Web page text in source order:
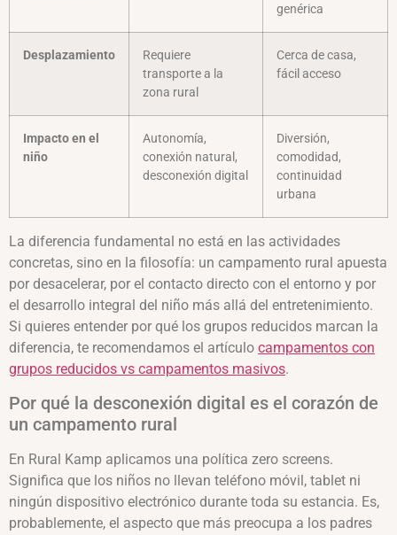
genérica
Desplazamiento
Requiere
transporte a la
zona rural
Cerca de casa,
fácil acceso
Impacto en el
niño
Autonomía,
conexión natural,
desconexión digital
Diversión,
comodidad,
continuidad
urbana
La diferencia fundamental no está en las actividades
concretas, sino en la filosofía: un campamento rural apuesta
por desacelerar, por el contacto directo con el entorno y por
el desarrollo integral del niño más allá del entretenimiento.
Si quieres entender por qué los grupos reducidos marcan la
diferencia, te recomendamos el artículo campamentos con
grupos reducidos vs campamentos masivos.
Por qué la desconexión digital es el corazón de
un campamento rural
En Rural Kamp aplicamos una política zero screens.
Significa que los niños no llevan teléfono móvil, tablet ni
ningún dispositivo electrónico durante toda su estancia. Es,
probablemente, el aspecto que más preocupa a los padres